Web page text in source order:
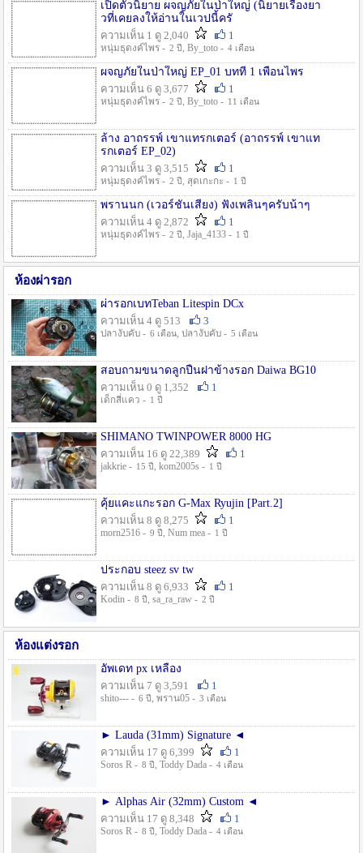
เปิดตัวนิยาย ผจญภัยในป่าใหญ่ (นิยายเรื่องยา
วที่เคยลงให้อ่านในเวปนี้ครั
ความเห็น 1 ดู 2,040
1
หนุ่มธุดงค์ไพร - 2 ปี , By_toto - 4 เดือน
ผจญภัยในป่าใหญ่ EP_01 บทที่ 1 เพื่อนไพร
ความเห็น 6 ดู 3,677
1
หนุ่มธุดงค์ไพร - 2 ปี , By_toto - 11 เดือน
ล้าง อาถรรพ์ เขาแทรกเตอร์ (อาถรรพ์ เขาแท
รกเตอร์ EP_02)
ความเห็น 3 ดู 3,515
1
หนุ่มธุดงค์ไพร - 2 ปี , สุดเกะกะ - 1 ปี
พรานนก (เวอร์ชั่นเสียง) ฟังเพลินๆครับน้าๆ
ความเห็น 4 ดู 2,872
1
หนุ่มธุดงค์ไพร - 2 ปี , Jaja_4133 - 1 ปี
ห้องผ่ารอก
ผ่ารอกเบทTeban Litespin DCx
ความเห็น 4 ดู 513
3
ปลางับคับ - 6 เดือน, ปลางับคับ - 5 เดือน
สอบถามขนาดลูกปืนฝาข้างรอก Daiwa BG10
ความเห็น 0 ดู 1,352
1
เด็กสี่แคว - 1 ปี
SHIMANO TWINPOWER 8000 HG
ความเห็น 16 ดู 22,389
1
jakkrie - 15 ปี , kom2005s - 1 ปี
คุ้ยแคะแกะรอก G-Max Ryujin [Part.2]
ความเห็น 8 ดู 8,275
1
morn2516 - 9 ปี , Num mea - 1 ปี
ประกอบ steez sv tw
ความเห็น 8 ดู 6,933
1
Kodin - 8 ปี , sa_ra_raw - 2 ปี
ห้องแต่งรอก
อัพเดท px เหลือง
ความเห็น 7 ดู 3,591
1
shito--- - 6 ปี , พราน05 - 3 เดือน
► Lauda (31mm) Signature ◄
ความเห็น 17 ดู 6,399
1
Soros R - 8 ปี , Toddy Dada - 4 เดือน
► Alphas Air (32mm) Custom ◄
ความเห็น 17 ดู 8,348
1
Soros R - 8 ปี , Toddy Dada - 4 เดือน